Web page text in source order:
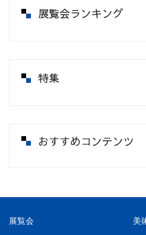
展覧会ランキング
特集
おすすめコンテンツ
展覧会 美